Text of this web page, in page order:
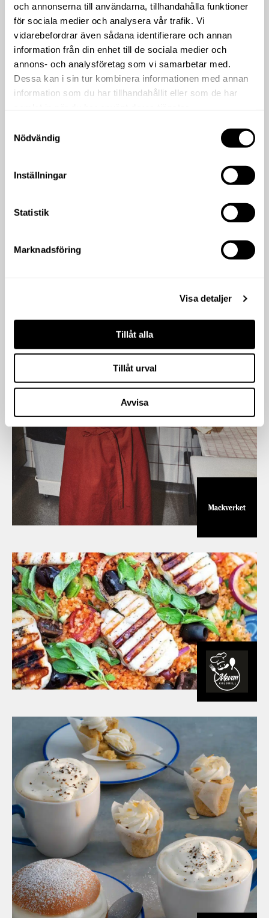
och annonserna till användarna, tillhandahålla funktioner
för sociala medier och analysera vår trafik. Vi
vidarebefordrar även sådana identifierare och annan
information från din enhet till de sociala medier och
annons- och analysföretag som vi samarbetar med.
Dessa kan i sin tur kombinera informationen med annan
information som du har tillhandahållit eller som de har
Nödvändig
Inställningar
Statistik
Marknadsföring
Visa detaljer
Tillåt alla
Tillåt urval
Avvisa